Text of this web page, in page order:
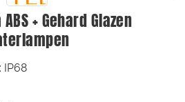
+ Gehard Glazen
IP68